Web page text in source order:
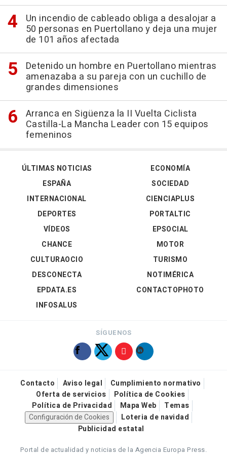
Un incendio de cableado obliga a desalojar a
50 personas en Puertollano y deja una mujer
de 101 años afectada
Detenido un hombre en Puertollano mientras
amenazaba a su pareja con un cuchillo de
grandes dimensiones
Arranca en Sigüenza la II Vuelta Ciclista
Castilla-La Mancha Leader con 15 equipos
femeninos
ÚLTIMAS NOTICIAS
ESPAÑA
INTERNACIONAL
DEPORTES
VÍDEOS
ECONOMÍA
SOCIEDAD
CIENCIAPLUS
PORTALTIC
EPSOCIAL
CHANCE
CULTURAOCIO
DESCONECTA
EPDATA.ES
INFOSALUS
MOTOR
TURISMO
NOTIMÉRICA
CONTACTOPHOTO
SÍGUENOS
Contacto Aviso legal
Cumplimiento normativo
Oferta de servicios
Política de Cookies
Política de Privacidad
Mapa Web
Temas
Configuración de Cookies
Loteria de navidad
Publicidad estatal
Portal de actualidad y noticias de la Agencia Europa Press.